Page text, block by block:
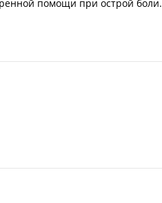
помощи при острой боли.